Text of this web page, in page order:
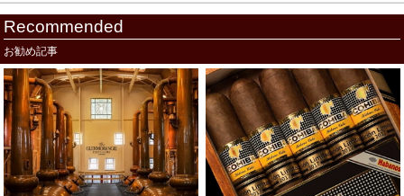
Recommended
お勧め記事